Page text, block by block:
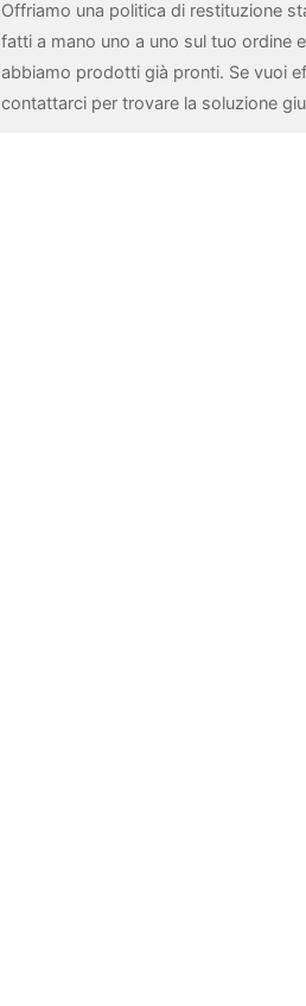
Offriamo una politica di restituzione
fatti a mano uno a uno sul tuo ordine
abbiamo prodotti già pronti. Se vuoi
contattarci per trovare la soluzione